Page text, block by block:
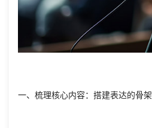
一、梳理核心内容：搭建表达的骨架